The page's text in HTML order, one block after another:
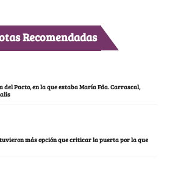
Recomendadas
Pacto, en la que estaba María Fda. Carrascal,
tuvieron más opción que criticar la puerta por la que